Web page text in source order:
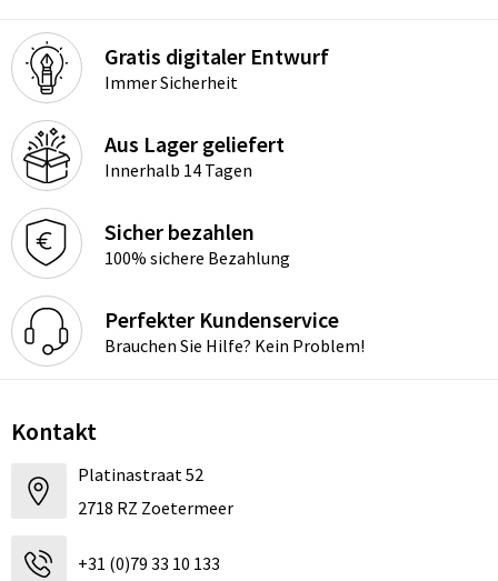
Gratis digitaler Entwurf
Immer Sicherheit
Aus Lager geliefert
Innerhalb 14 Tagen
Sicher bezahlen
100% sichere Bezahlung
Perfekter Kundenservice
Brauchen Sie Hilfe? Kein Problem!
Kontakt
Platinastraat 52
2718 RZ Zoetermeer
+31 (0)79 33 10 133